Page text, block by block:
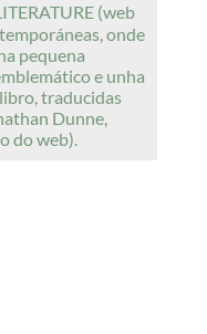
(web
onde
pequena
e unha
traducidas
Dunne,
do web).